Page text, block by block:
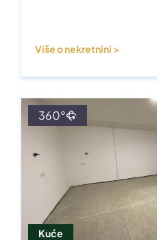
Više o nekretnini >
Kuće
360°